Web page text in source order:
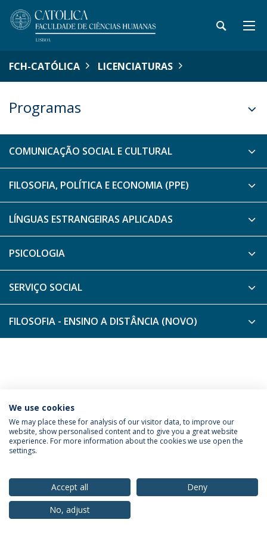
FCH-CATÓLICA LICENCIATURAS
Programas
COMUNICAÇÃO SOCIAL E CULTURAL
FILOSOFIA, POLÍTICA E ECONOMIA (PPE)
LÍNGUAS ESTRANGEIRAS APLICADAS
PSICOLOGIA
SERVIÇO SOCIAL
FILOSOFIA - ENSINO A DISTÂNCIA (NOVO)
Política de Privacidade
Termos & Condições
Direitos do Titular dos Dados
© 2026 Universidade Católica Portuguesa
We use cookies
We may place these for analysis of our visitor data, to improve our
website, show personalised content and to give you a great website
experience. For more information about the cookies we use open the
settings.
Accept all
Deny
No, adjust